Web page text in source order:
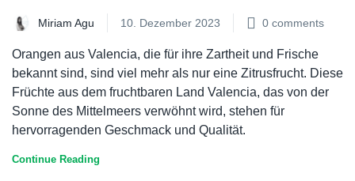
Miriam Agu 10. Dezember 2023 0 comments
Orangen aus Valencia, die für ihre Zartheit und Frische
bekannt sind, sind viel mehr als nur eine Zitrusfrucht. Diese
Früchte aus dem fruchtbaren Land Valencia, das von der
Sonne des Mittelmeers verwöhnt wird, stehen für
hervorragenden Geschmack und Qualität.
Continue Reading